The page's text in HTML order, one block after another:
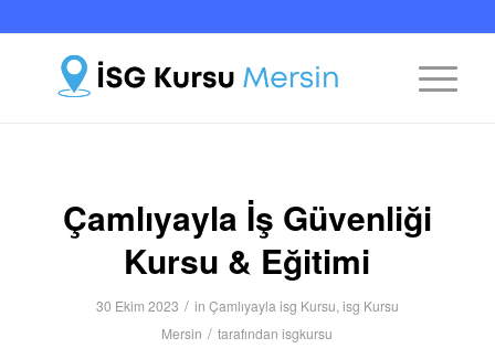
Çamlıyayla İş Güvenliği
Kursu & Eğitimi
30 Ekim 2023 / in Çamlıyayla isg Kursu, isg Kursu
Mersin / tarafındanisgkursu